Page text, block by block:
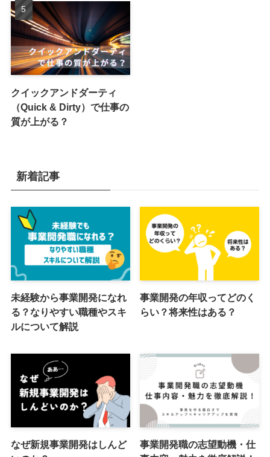
クイックアンドダーティ
（Quick & Dirty）で仕事の
質が上がる？
新着記事
未経験から事業開発になれ
る？なりやすい職種やスキ
ルについて解説
事業開発の年収ってどのく
らい？将来性はある？
なぜ新規事業開発はしんど
事業開発職の志望動機・仕